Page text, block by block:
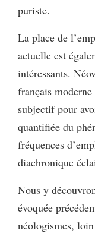
puriste.
La place de
actuelle est
intéressants.
français moderne
subjectif pour
quantifiée du
fréquences
diachronique
Nous y
évoquée
néologismes,